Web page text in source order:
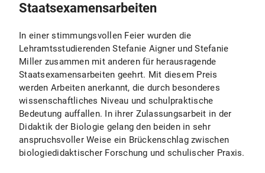
Staatsexamensarbeiten
In einer stimmungsvollen Feier wurden die
Lehramtsstudierenden Stefanie Aigner und Stefanie
Miller zusammen mit anderen für herausragende
Staatsexamensarbeiten geehrt. Mit diesem Preis
werden Arbeiten anerkannt, die durch besonderes
wissenschaftliches Niveau und schulpraktische
Bedeutung auffallen. In ihrer Zulassungsarbeit in der
Didaktik der Biologie gelang den beiden in sehr
anspruchsvoller Weise ein Brückenschlag zwischen
biologiedidaktischer Forschung und schulischer Praxis.